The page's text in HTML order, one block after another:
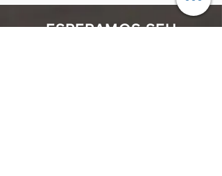
ESPERAMOS SEU